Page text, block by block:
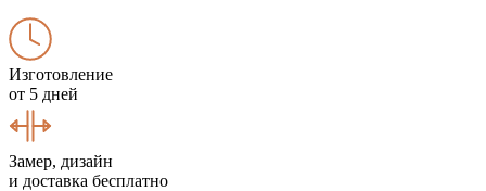
Изготовление
от 5 дней
Замер, дизайн
и доставка бесплатно